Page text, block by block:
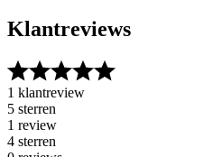
Klantreviews
1 klantreview
5 sterren
1 review
4 sterren